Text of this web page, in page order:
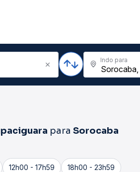
Indo para
para Sorocaba
12h00 - 17h59 18h00 - 23h59